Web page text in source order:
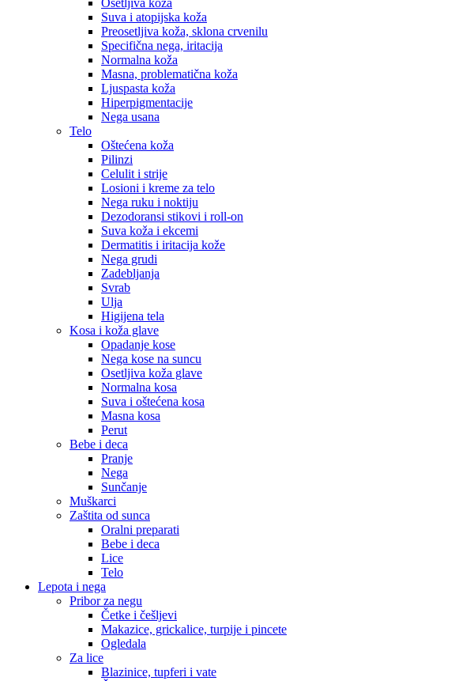
Osetljiva koža
Suva i atopijska koža
Preosetljiva koža, sklona crvenilu
Specifična nega, iritacija
Normalna koža
Masna, problematična koža
Ljuspasta koža
Hiperpigmentacije
Nega usana
Telo
Oštećena koža
Pilinzi
Celulit i strije
Losioni i kreme za telo
Nega ruku i noktiju
Dezodoransi stikovi i roll-on
Suva koža i ekcemi
Dermatitis i iritacija kože
Nega grudi
Zadebljanja
Svrab
Ulja
Higijena tela
Kosa i koža glave
Opadanje kose
Nega kose na suncu
Osetljiva koža glave
Normalna kosa
Suva i oštećena kosa
Masna kosa
Perut
Bebe i deca
Pranje
Nega
Sunčanje
Muškarci
Zaštita od sunca
Oralni preparati
Bebe i deca
Lice
Telo
Lepota i nega
Pribor za negu
Četke i češljevi
Makazice, grickalice, turpije i pincete
Ogledala
Za lice
Blazinice, tupferi i vate